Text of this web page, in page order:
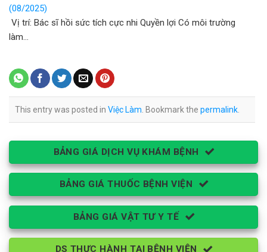
(08/2025)
Vị trí: Bác sĩ hồi sức tích cực nhi Quyền lợi Có môi trường
làm…
This entry was posted in Việc Làm . Bookmark the permalink
BẢNG GIÁ DỊCH VỤ KHÁM BỆNH
BẢNG GIÁ THUỐC BỆNH VIỆN
BẢNG GIÁ VẬT TƯ Y TẾ
DS THỰC HÀNH TẠI BỆNH VIỆN